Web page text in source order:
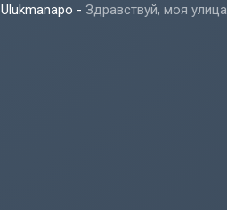
Ulukmanapo - Здравствуй, моя улица